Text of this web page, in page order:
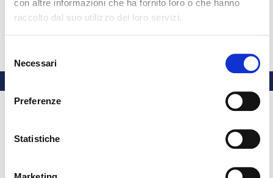
con altre informazioni che ha fornito loro o che hanno
raccolto dal suo utilizzo dei loro servizi.
delNecessari
Preferenze
Statistiche
Campus Universitario "Salvatore Venuta"
Viale Europa - Localitá Germaneto (88100) CATANZARO - Tel.